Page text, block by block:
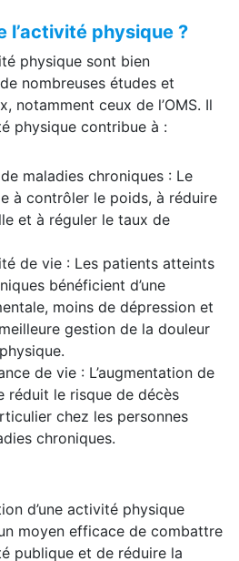
l’activité physique ?
physique sont bien
nombreuses études et
notamment ceux de l’OMS. Il
physique contribue à :
maladies chroniques : Le
à contrôler le poids, à réduire
et à réguler le taux de
de vie : Les patients atteints
bénéficient d’une
moins de dépression et
gestion de la douleur
de vie : L’augmentation de
réduit le risque de décès
chez les personnes
chroniques.
d’une activité physique
moyen efficace de combattre
publique et de réduire la